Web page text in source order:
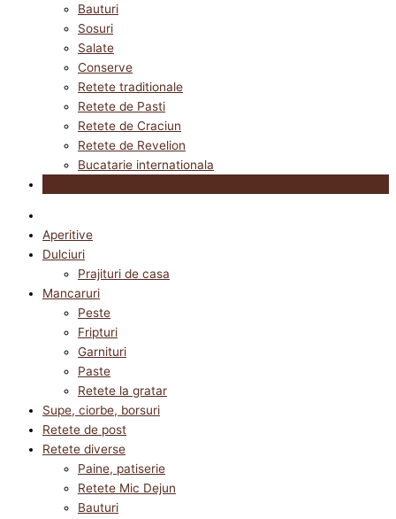
Bauturi
Sosuri
Salate
Conserve
Retete traditionale
Retete de Pasti
Retete de Craciun
Retete de Revelion
Bucatarie internationala
Aperitive
Dulciuri
Prajituri de casa
Mancaruri
Peste
Fripturi
Garnituri
Paste
Retete la gratar
Supe, ciorbe, borsuri
Retete de post
Retete diverse
Paine, patiserie
Retete Mic Dejun
Bauturi